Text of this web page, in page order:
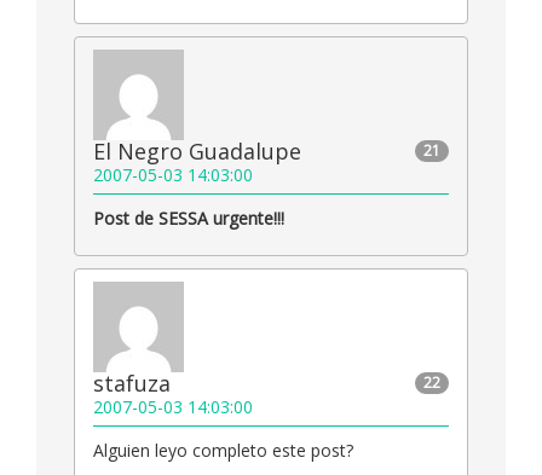
21
El Negro Guadalupe
2007-05-03 14:03:00
Post de SESSA urgente!!!
22
stafuza
2007-05-03 14:03:00
Alguien leyo completo este post?